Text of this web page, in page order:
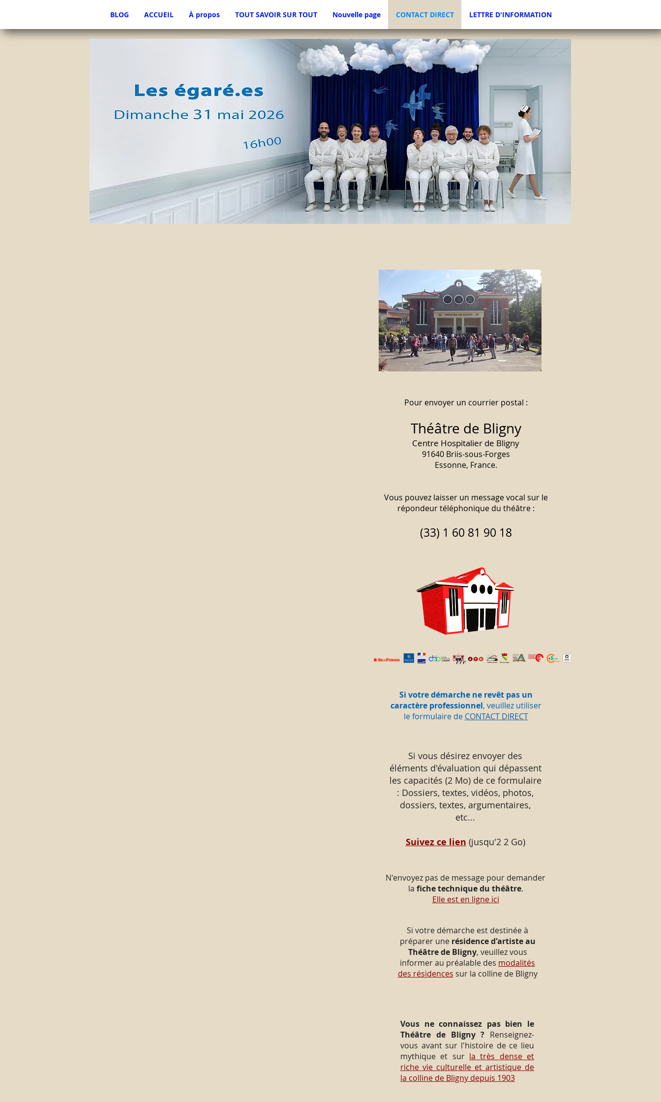
BLOG ACCUEIL À propos TOUT SAVOIR SUR TOUT Nouvelle page CONTACT DIRECT LETTRE D'INFORMATION
Pour envoyer un courrier postal :
Théâtre de Bligny
Centre Hospitalier de Bligny
91640 Briis-sous-Forges
Essonne, France.
Vous pouvez laisser un message vocal sur le
répondeur téléphonique du théâtre :
(33) 1 60 81 90 18
Si votre démarche ne revêt pas un
caractère professionnel, veuillez utiliser
le formulaire de CONTACT DIRECT
Si vous désirez envoyer des
éléments d'évaluation qui dépassent
les capacités (2 Mo) de ce formulaire
: Dossiers, textes, vidéos, photos,
dossiers, textes, argumentaires,
etc...
Suivez ce lien (jusqu'2 2 Go)
N'envoyez pas de message pour demander
la fiche technique du théâtre.
Elle est en ligne ici
Si votre démarche est destinée à
préparer une résidence d'artiste au
Théâtre de Bligny, veuillez vous
informer au préalable des modalités
des résidences sur la colline de Bligny
Vous ne connaissez pas bien le
Théâtre de Bligny ? Renseignez-
vous avant sur l'histoire de ce lieu
mythique et sur la très dense et
riche vie culturelle et artistique de
la colline de Bligny depuis 1903